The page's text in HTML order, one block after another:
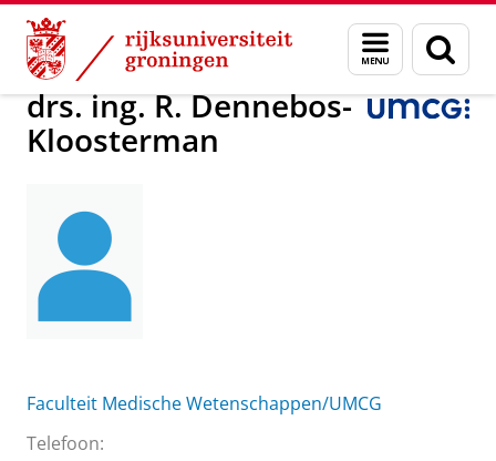
Skip
Content
Skip
Navigation
Menu
en
zoeken
Over ons drs. ing. R. Dennebos-Kloosterman
drs. ing. R. Dennebos-
Kloosterman
Faculteit Medische Wetenschappen/UMCG
Telefoon: